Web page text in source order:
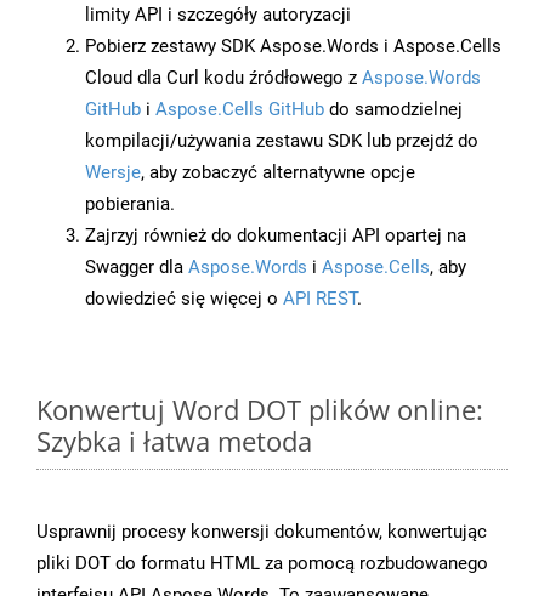
limity API i szczegóły autoryzacji
Pobierz zestawy SDK Aspose.Words i Aspose.Cells
Cloud dla Curl kodu źródłowego z Aspose.Words
GitHub i Aspose.Cells GitHub do samodzielnej
kompilacji/używania zestawu SDK lub przejdź do
Wersje, aby zobaczyć alternatywne opcje
pobierania.
Zajrzyj również do dokumentacji API opartej na
Swagger dla Aspose.Words i Aspose.Cells, aby
dowiedzieć się więcej o API REST.
Konwertuj Word DOT plików online:
Szybka i łatwa metoda
Usprawnij procesy konwersji dokumentów, konwertując
pliki DOT do formatu HTML za pomocą rozbudowanego